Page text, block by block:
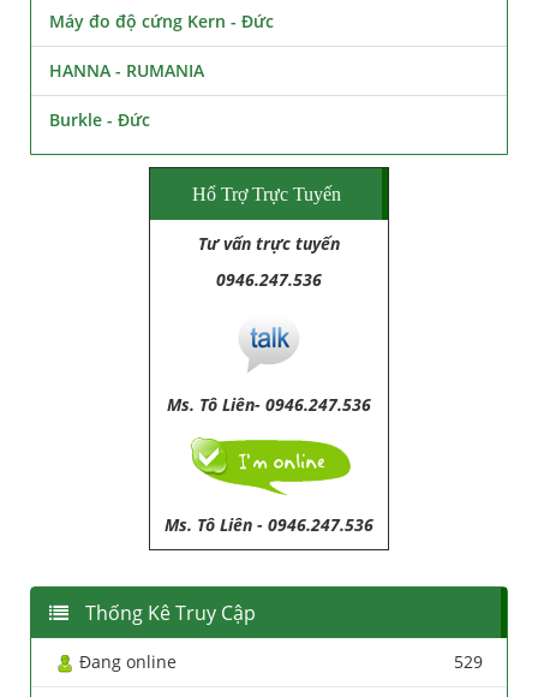
Máy đo độ cứng Kern - Đức
HANNA - RUMANIA
Burkle - Đức
Hổ Trợ Trực Tuyến
Tư vấn trực tuyến
0946.247.536
Ms. Tô Liên- 0946.247.536
Ms. Tô Liên - 0946.247.536
Thống Kê Truy Cập
Đang online 529